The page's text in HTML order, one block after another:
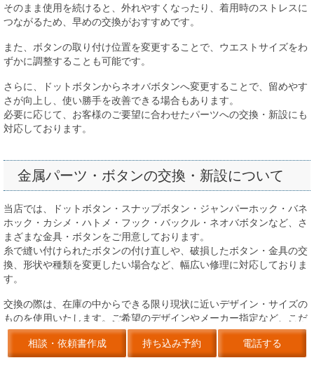
そのまま使用を続けると、外れやすくなったり、着用時のストレスに
つながるため、早めの交換がおすすめです。
また、ボタンの取り付け位置を変更することで、ウエストサイズをわ
ずかに調整することも可能です。
さらに、ドットボタンからネオバボタンへ変更することで、留めやす
さが向上し、使い勝手を改善できる場合もあります。
必要に応じて、お客様のご要望に合わせたパーツへの交換・新設にも
対応しております。
金属パーツ・ボタンの交換・新設について
当店では、ドットボタン・スナップボタン・ジャンパーホック・バネ
ホック・カシメ・ハトメ・フック・バックル・ネオバボタンなど、さ
まざまな金具・ボタンをご用意しております。
糸で縫い付けられたボタンの付け直しや、破損したボタン・金具の交
換、形状や種類を変更したい場合など、幅広い修理に対応しておりま
す。
交換の際は、在庫の中からできる限り現状に近いデザイン・サイズの
ものを使用いたします。ご希望のデザインやメーカー指定など、こだ
わりがある場合は、お客様ご自身でパーツをご用意いただくことも可
能です。相談・依頼書作成 持ち込み予約 電話する